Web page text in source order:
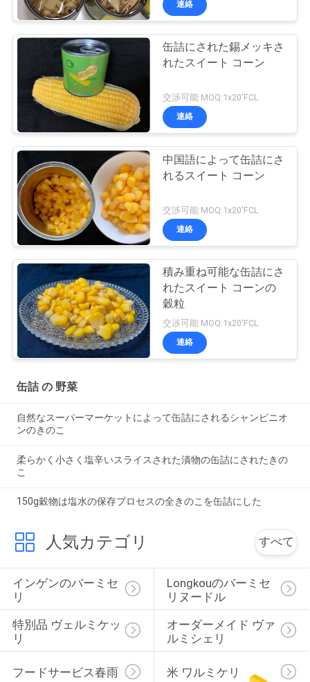
連絡
缶詰にされた錫メッキさ
れたスイート コーン
交渉可能 MOQ:1x20'FCL
連絡
中国語によって缶詰にさ
れるスイート コーン
交渉可能 MOQ:1x20'FCL
連絡
積み重ね可能な缶詰にさ
れたスイート コーンの
穀粒
交渉可能 MOQ:1x20'FCL
連絡
缶詰 の 野菜
自然なスーパーマーケットによって缶詰にされるシャンピニオ
ンのきのこ
柔らかく小さく塩辛いスライスされた漬物の缶詰にされたきの
こ
150g穀物は塩水の保存プロセスの全きのこを缶詰にした
人気カテゴリ すべて
インゲンのバーミセ
リ
Longkouのバーミセ
リヌードル
特別品 ヴェルミケッ
リ
オーダーメイド ヴァ
ルミシェリ
フードサービス春雨 米 ワルミケリ